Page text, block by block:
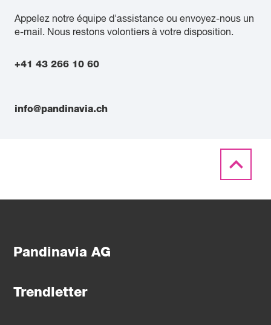
Appelez notre équipe d'assistance ou envoyez-nous un
e-mail. Nous restons volontiers à votre disposition.
+41 43 266 10 60
info@pandinavia.ch
Pandinavia AG
Trendletter